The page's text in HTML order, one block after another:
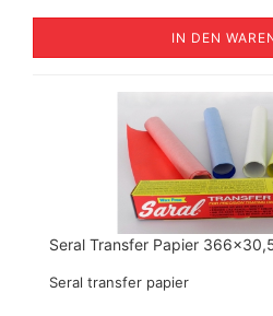
IN DEN
Seral Transfer Papier
Seral transfer papier